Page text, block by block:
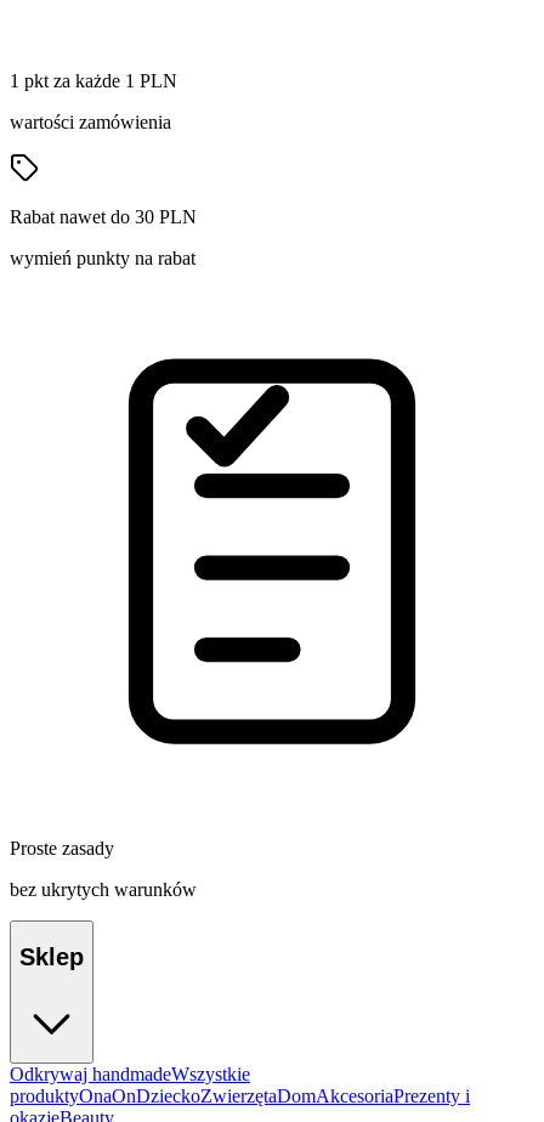
1 pkt za każde 1 PLN
wartości zamówienia
Rabat nawet do 30 PLN
wymień punkty na rabat
Proste zasady
bez ukrytych warunków
Sklep
Odkrywaj handmadeWszystkie
produktyOnaOnDzieckoZwierzętaDomAkcesoriaPrezenty i
okazjeBeauty